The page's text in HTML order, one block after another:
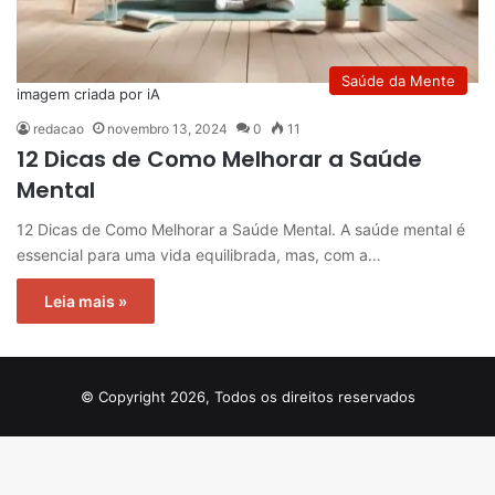
Saúde da Mente
imagem criada por iA
redacao novembro 13, 2024 0 11
12 Dicas de Como Melhorar a Saúde
Mental
12 Dicas de Como Melhorar a Saúde Mental. A saúde mental é
essencial para uma vida equilibrada, mas, com a…
Leia mais »
© Copyright 2026, Todos os direitos reservados